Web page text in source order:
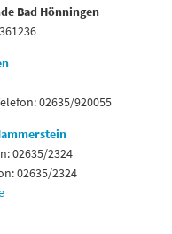
Bad Hönningen
02635/920055
02635/2324
02635/2324